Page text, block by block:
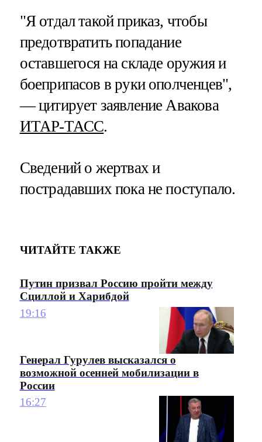
"Я отдал такой приказ, чтобы
предотвратить попадание
оставшегося на складе оружия и
боеприпасов в руки ополченцев",
— цитирует заявление Авакова
ИТАР-ТАСС.
Сведений о жертвах и
пострадавших пока не поступало.
ЧИТАЙТЕ ТАКЖЕ
Путин призвал Россию пройти между
Сциллой и Харибдой
19:16
Генерал Гурулев высказался о
возможной осенней мобилизации в
России
16:27